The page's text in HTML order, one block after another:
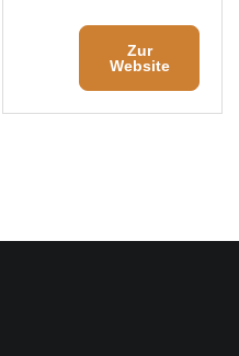
Zur
Website